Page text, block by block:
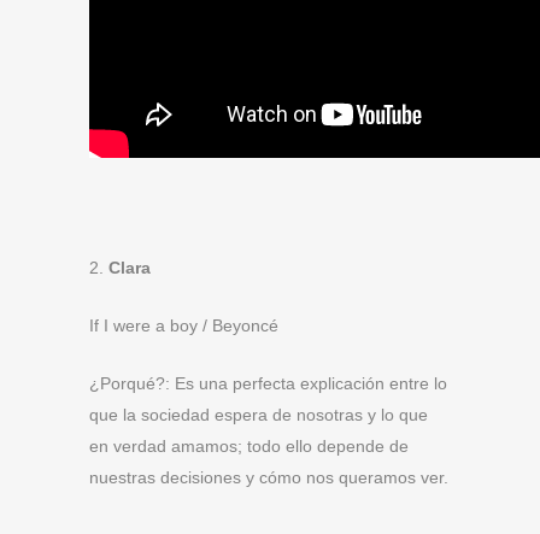
2. Clara
If I were a boy / Beyoncé
¿Porqué?: Es una perfecta explicación entre lo
que la sociedad espera de nosotras y lo que
en verdad amamos; todo ello depende de
nuestras decisiones y cómo nos queramos ver.